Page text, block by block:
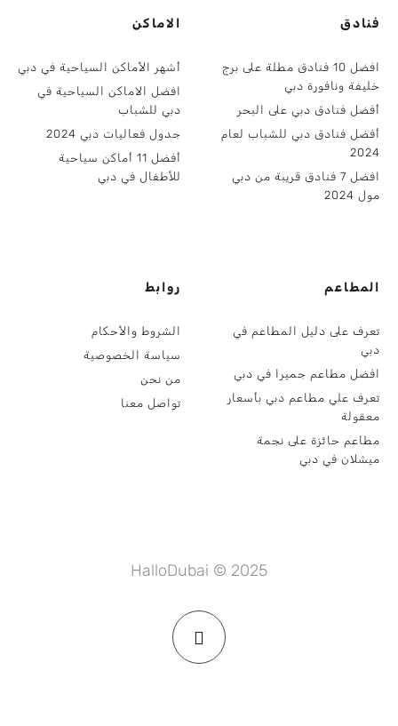
فنادق
افضل 10 فنادق مطلة على برج
خليفة ونافورة دبي
أفضل فنادق دبي على البحر
أفضل فنادق دبي للشباب لعام
2024
افضل 7 فنادق قريبة من دبي
مول 2024
الاماكن
أشهر الأماكن السياحية في دبي
افضل الاماكن السياحية في
دبي للشباب
جدول فعاليات دبي 2024
أفضل 11 أماكن سياحية
للأطفال في دبي
المطاعم
تعرف على دليل المطاعم في
دبي
افضل مطاعم جميرا في دبي
تعرف علي مطاعم دبي بأسعار
معقولة
مطاعم حائزة على نجمة
ميشلان في دبي
روابط
الشروط والأحكام
سياسة الخصوصية
من نحن
تواصل معنا
HalloDubai © 2025